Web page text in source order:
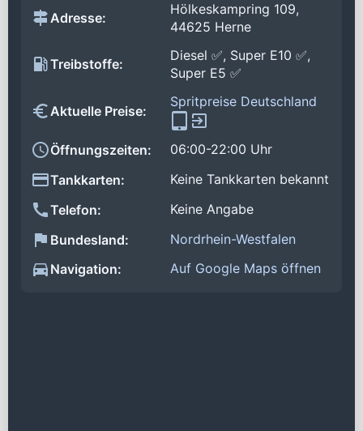
Adresse:
Hölkeskampring 109,
44625 Herne
Treibstoffe:
Diesel ✅, Super E10 ✅,
Super E5 ✅
Aktuelle Preise:
Spritpreise Deutschland
Öffnungszeiten:
06:00-22:00 Uhr
Tankkarten:
Keine Tankkarten bekannt
Telefon:
Keine Angabe
Bundesland:
Nordrhein-Westfalen
Navigation:
Auf Google Maps öffnen